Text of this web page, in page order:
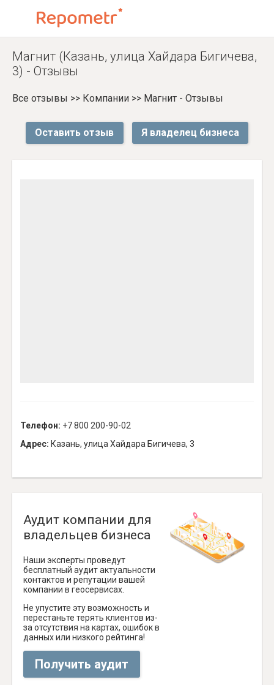
Магнит (Казань, улица Хайдара Бигичева,
3) - Отзывы
Все отзывы >> Компании >> Магнит - Отзывы
Оставить отзыв Я владелец бизнеса
Телефон: +7 800 200-90-02
Адрес: Казань, улица Хайдара Бигичева, 3
Аудит компании для
владельцев бизнеса
Наши эксперты проведут
бесплатный аудит актуальности
контактов и репутации вашей
компании в геосервисах.
Не упустите эту возможность и
перестаньте терять клиентов из-
за отсутствия на картах, ошибок в
данных или низкого рейтинга!
Получить аудит